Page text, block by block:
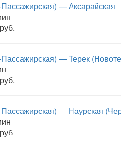
— Аксарайская
— Терек
— Наурская